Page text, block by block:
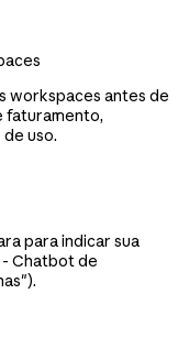
workspaces antes de
faturamento,
uso.
para indicar sua
Chatbot de